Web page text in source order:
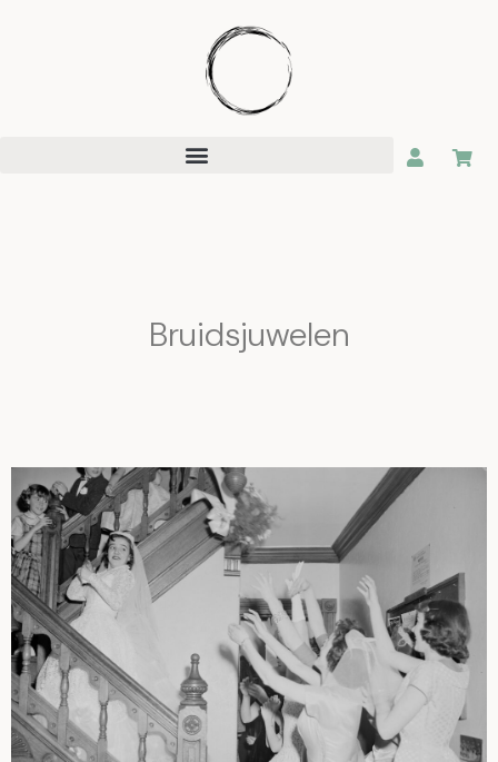
Bruidsjuwelen